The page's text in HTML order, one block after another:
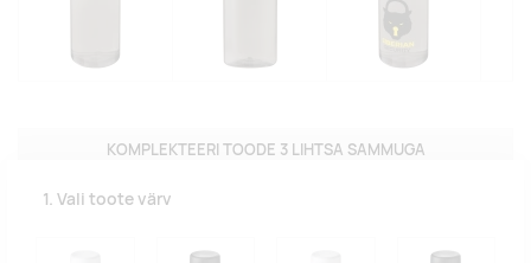
KOMPLEKTEERI TOODE 3 LIHTSA SAMMUGA
1. Vali toote värv